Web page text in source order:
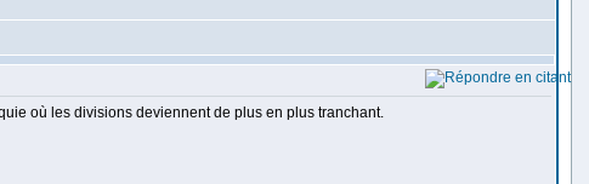
où les divisions deviennent de plus en plus tranchant.